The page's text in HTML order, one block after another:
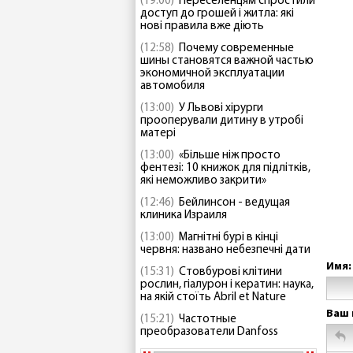
доступ до грошей і житла: які
нові правила вже діють
(12:58) Почему современные
шины становятся важной частью
экономичной эксплуатации
автомобиля
(13:00) У Львові хірурги
прооперували дитину в утробі
матері
(13:00) «Більше ніж просто
фентезі: 10 книжок для підлітків,
які неможливо закрити»
(12:46) Бейлинсон - ведущая
клиника Израиля
(13:00) Магнітні бурі в кінці
червня: названо небезпечні дати
(15:31) Стовбурові клітини
рослин, гіалурон і кератин: наука,
на якій стоїть Abril et Nature
(15:21) Частотные
преобразователи Danfoss
Имя:
Ваш